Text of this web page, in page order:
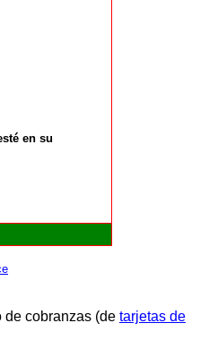
en su
de cobranzas (de tarjetas de